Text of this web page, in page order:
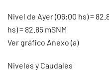
Nivel de Ayer (06:00 hs) =
hs) = 82.85 mSNM
Ver gráfico Anexo (a)
Niveles y Caudales